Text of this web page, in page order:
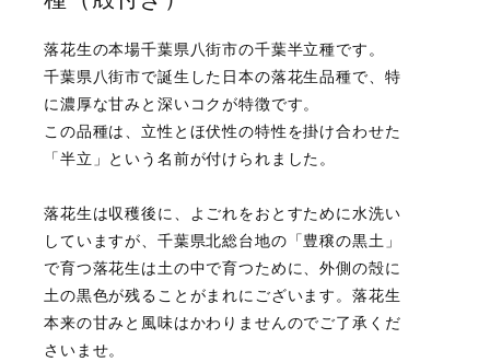
落花生の本場千葉県八街市の千葉半立種です。
千葉県八街市で誕生した日本の落花生品種で、特
に濃厚な甘みと深いコクが特徴です。
この品種は、立性とほ伏性の特性を掛け合わせた
「半立」という名前が付けられました。
落花生は収穫後に、よごれをおとすために水洗い
していますが、千葉県北総台地の「豊穣の黒土」
で育つ落花生は土の中で育つために、外側の殻に
土の黒色が残ることがまれにございます。落花生
本来の甘みと風味はかわりませんのでご了承くだ
さいませ。